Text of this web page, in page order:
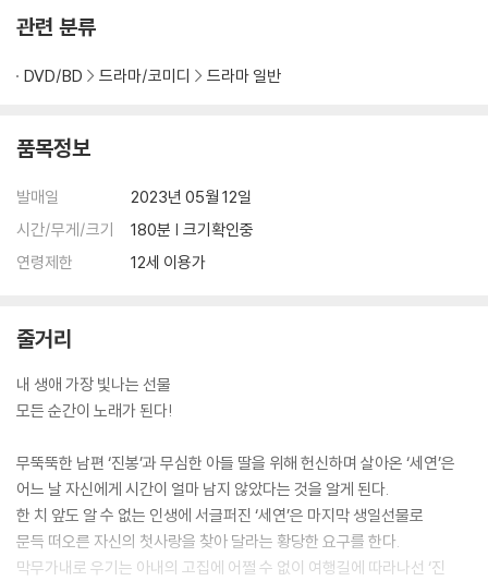
관련 분류
DVD/BD 드라마/코미디 드라마 일반
품목정보
발매일
2023년 05월 12일
시간/무게/크기
180분 | 크기확인중
연령제한
12세 이용가
줄거리
내 생애 가장 빛나는 선물
모든 순간이 노래가 된다!
무뚝뚝한 남편 ‘진봉’과 무심한 아들 딸을 위해 헌신하며 살아온 ‘세연’은
어느 날 자신에게 시간이 얼마 남지 않았다는 것을 알게 된다.
한 치 앞도 알 수 없는 인생에 서글퍼진 ‘세연’은 마지막 생일선물로
문득 떠오른 자신의 첫사랑을 찾아 달라는 황당한 요구를 한다.
막무가내로 우기는 아내의 고집에 어쩔 수 없이 여행길에 따라나선 ‘진